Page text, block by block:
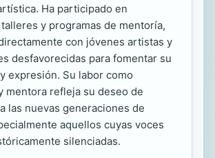
Ha participado en
y programas de mentoría,
con jóvenes artistas y
desfavorecidas para fomentar su
expresión. Su labor como
mentora refleja su deseo de
las nuevas generaciones de
aquellos cuyas voces
silenciadas.